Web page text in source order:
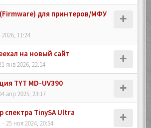
для принтеров/МФУ
11:24
на новый сайт
янв 2026, 22:14
TYT MD-UV390
апр 2025, 23:17
спектра TinySA Ultra
- 25 ноя 2024, 20:54